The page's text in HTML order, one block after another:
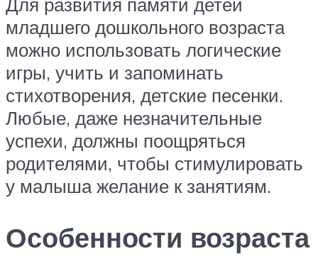
младшего дошкольного возраста
можно использовать логические
игры, учить и запоминать
стихотворения, детские песенки.
Любые, даже незначительные
успехи, должны поощряться
родителями, чтобы стимулировать
у малыша желание к занятиям.
Особенности возраста